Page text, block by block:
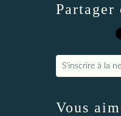
S'inscrire à la
Vous